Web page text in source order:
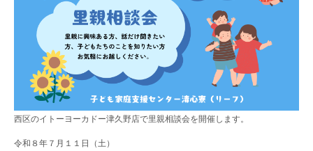
西区のイトーヨーカドー津久野店で里親相談会を開催します。
令和８年７月１１日（土）